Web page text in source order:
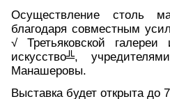
Осуществление столь
благодаря совместным
√ Третьяковской
искусство╩,
Манашеровы.
Выставка будет открыта до